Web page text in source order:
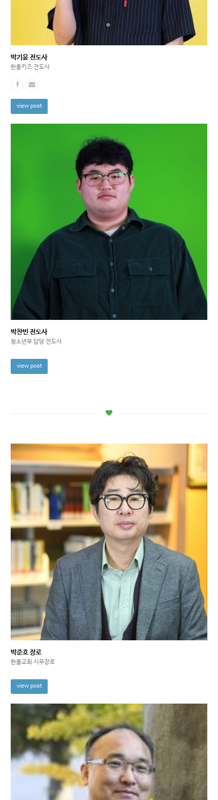
박기윤 전도사
한올키즈 전도사
view post
박찬빈 전도사
청소년부 담당 전도사
view post
박준호 장로
한올교회 시무장로
view post